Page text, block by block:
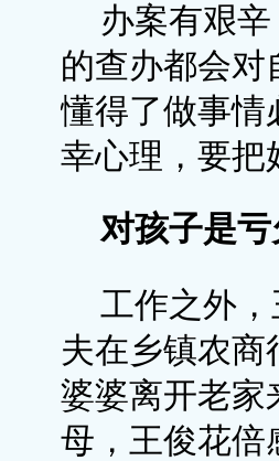
办案有艰
的查办都会
懂得了做事情
幸心理，要把
对孩子是
工作之外
夫在乡镇农
婆婆离开老家
母，王俊花倍